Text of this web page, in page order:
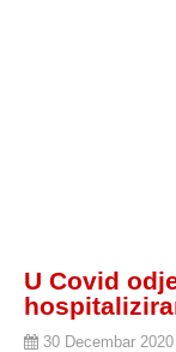
U Covid
30 Decembar 2020